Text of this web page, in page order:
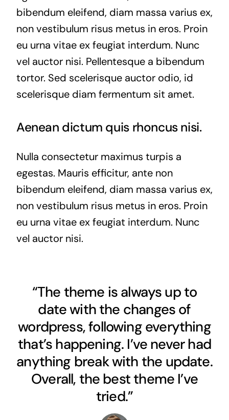
bibendum eleifend, diam massa varius ex,
non vestibulum risus metus in eros. Proin
eu urna vitae ex feugiat interdum. Nunc
vel auctor nisi. Pellentesque a bibendum
tortor. Sed scelerisque auctor odio, id
scelerisque diam fermentum sit amet.
Aenean dictum quis rhoncus nisi.
Nulla consectetur maximus turpis a
egestas. Mauris efficitur, ante non
bibendum eleifend, diam massa varius ex,
non vestibulum risus metus in eros. Proin
eu urna vitae ex feugiat interdum. Nunc
vel auctor nisi.
“The theme is always up to
date with the changes of
wordpress, following everything
that’s happening. I’ve never had
anything break with the update.
Overall, the best theme I’ve
tried.”